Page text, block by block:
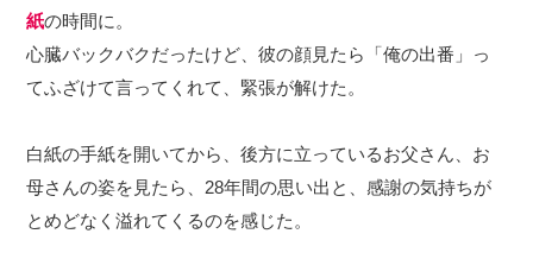
紙の時間に。
心臓バックバクだったけど、彼の顔見たら「俺の出番」っ
てふざけて言ってくれて、緊張が解けた。
白紙の手紙を開いてから、後方に立っているお父さん、お
母さんの姿を見たら、28年間の思い出と、感謝の気持ちが
とめどなく溢れてくるのを感じた。